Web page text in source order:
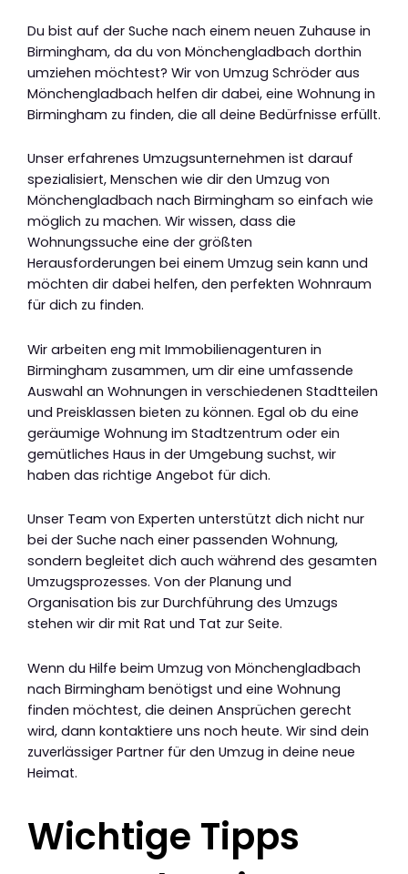
Du bist auf der Suche nach einem neuen Zuhause in
Birmingham, da du von Mönchengladbach dorthin
umziehen möchtest? Wir von Umzug Schröder aus
Mönchengladbach helfen dir dabei, eine Wohnung in
Birmingham zu finden, die all deine Bedürfnisse erfüllt.
Unser erfahrenes Umzugsunternehmen ist darauf
spezialisiert, Menschen wie dir den Umzug von
Mönchengladbach nach Birmingham so einfach wie
möglich zu machen. Wir wissen, dass die
Wohnungssuche eine der größten
Herausforderungen bei einem Umzug sein kann und
möchten dir dabei helfen, den perfekten Wohnraum
für dich zu finden.
Wir arbeiten eng mit Immobilienagenturen in
Birmingham zusammen, um dir eine umfassende
Auswahl an Wohnungen in verschiedenen Stadtteilen
und Preisklassen bieten zu können. Egal ob du eine
geräumige Wohnung im Stadtzentrum oder ein
gemütliches Haus in der Umgebung suchst, wir
haben das richtige Angebot für dich.
Unser Team von Experten unterstützt dich nicht nur
bei der Suche nach einer passenden Wohnung,
sondern begleitet dich auch während des gesamten
Umzugsprozesses. Von der Planung und
Organisation bis zur Durchführung des Umzugs
stehen wir dir mit Rat und Tat zur Seite.
Wenn du Hilfe beim Umzug von Mönchengladbach
nach Birmingham benötigst und eine Wohnung
finden möchtest, die deinen Ansprüchen gerecht
wird, dann kontaktiere uns noch heute. Wir sind dein
zuverlässiger Partner für den Umzug in deine neue
Heimat.
Wichtige Tipps